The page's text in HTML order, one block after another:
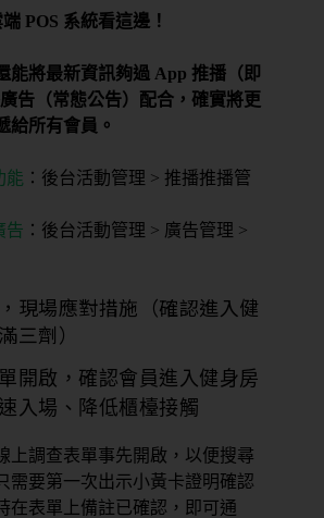
POS 系統看這邊！
能將最新資訊夠過 App 推播（即
告（常態公告）配合，確實將更
給所有會員。
能 ：後台活動管理 > 推播推播管
告 ：後台活動管理 > 廣告管理 >
現場應對措施（確認進入健
三劑）
開啟，確認會員進入健身房
入場、降低櫃檯接觸
上調查表單事先開啟，以便搜尋
需要第一次出示小黃卡證明確認
在表單上備註已確認，即可通